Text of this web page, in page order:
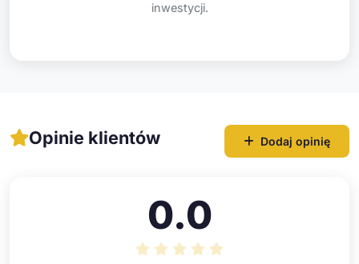
inwestycji.
Opinie klientów Dodaj opinię
0.0